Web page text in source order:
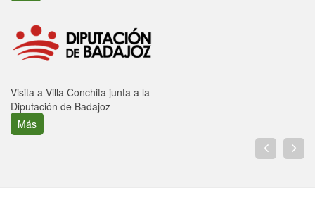
Visita a Villa Conchita junta a la
Diputación de Badajoz
Más